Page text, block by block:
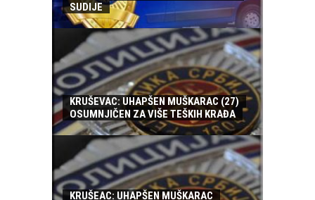
SUDIJE
KRUŠEVAC: UHAPŠEN MUŠKARAC (27)
OSUMNJIČEN ZA VIŠE TEŠKIH KRAĐA
KRUŠEAC: UHAPŠEN MUŠKARAC